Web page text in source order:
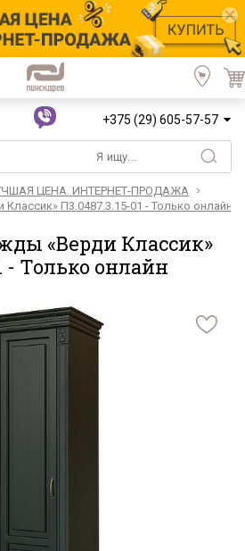
+375 (29) 605-57-57
ЦЕНА. ИНТЕРНЕТ-ПРОДАЖА
П3.0487.3.15-01 - Только онлайн
«Верди Классик»
- Только онлайн